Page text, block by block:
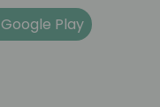
Google Play